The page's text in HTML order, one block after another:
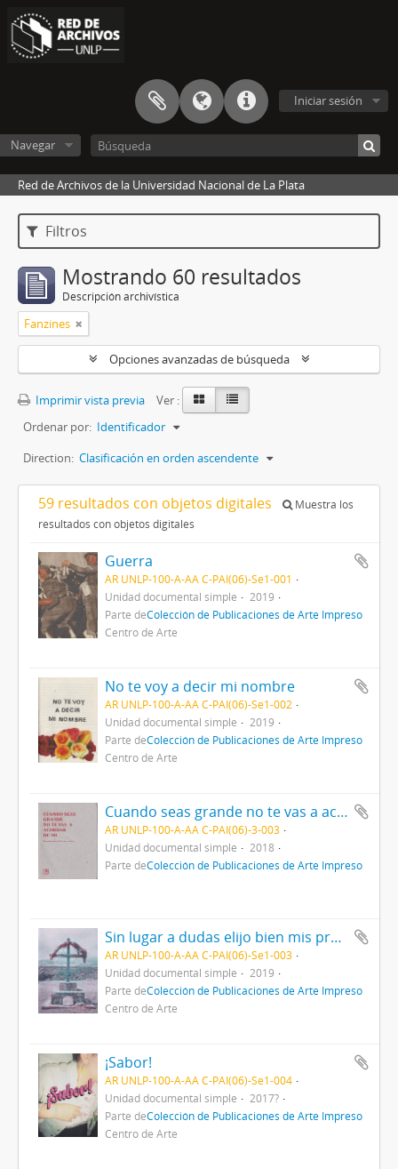
Iniciar sesión
Navegar
Red de Archivos de la Universidad Nacional de La Plata
Filtros
Mostrando 60 resultados
Descripción archivística
Fanzines
Opciones avanzadas de búsqueda
Imprimir vista previa
Ver :
Ordenar por: Identificador
Direction: Clasificación en orden ascendente
59 resultados con objetos digitales
Muestra los
resultados con objetos digitales
Guerra
AR UNLP-100-A-AA C-PAI(06)-Se1-001
Unidad documental simple
2019
Parte deColección de Publicaciones de Arte Impreso
Centro de Arte
No te voy a decir mi nombre
AR UNLP-100-A-AA C-PAI(06)-Se1-002
Unidad documental simple
2019
Parte deColección de Publicaciones de Arte Impreso
Centro de Arte
Cuando seas grande no te vas a acordar de mi
AR UNLP-100-A-AA C-PAI(06)-3-003
Unidad documental simple
2018
Parte deColección de Publicaciones de Arte Impreso
Sin lugar a dudas elijo bien mis protecciones
AR UNLP-100-A-AA C-PAI(06)-Se1-003
Unidad documental simple
2019
Parte deColección de Publicaciones de Arte Impreso
Centro de Arte
¡Sabor!
AR UNLP-100-A-AA C-PAI(06)-Se1-004
Unidad documental simple
2017?
Parte deColección de Publicaciones de Arte Impreso
Centro de Arte